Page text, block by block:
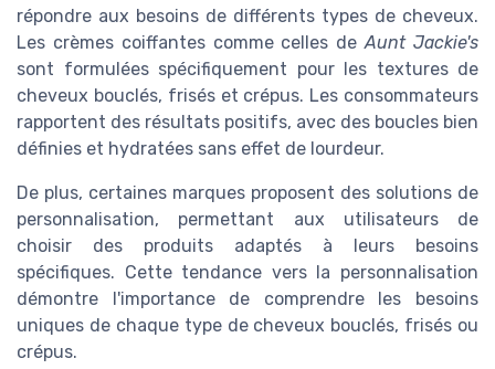
répondre aux besoins de différents types de cheveux.
Les crèmes coiffantes comme celles deAunt Jackie's
sont formulées spécifiquement pour les textures de
cheveux bouclés, frisés et crépus. Les consommateurs
rapportent des résultats positifs, avec des boucles bien
définies et hydratées sans effet de lourdeur.
De plus, certaines marques proposent des solutions de
personnalisation, permettant aux utilisateurs de
choisir des produits adaptés à leurs besoins
spécifiques. Cette tendance vers la personnalisation
démontre l'importance de comprendre les besoins
uniques de chaque type de cheveux bouclés, frisés ou
crépus.